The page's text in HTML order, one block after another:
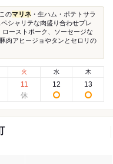
のマリネ ・生ハム・ポテトサラ
シャリテな肉盛り合わせプレ
ローストポーク、ソーセージな
肉アヒージョやタンとセロリの
火
11
水
12
木
13